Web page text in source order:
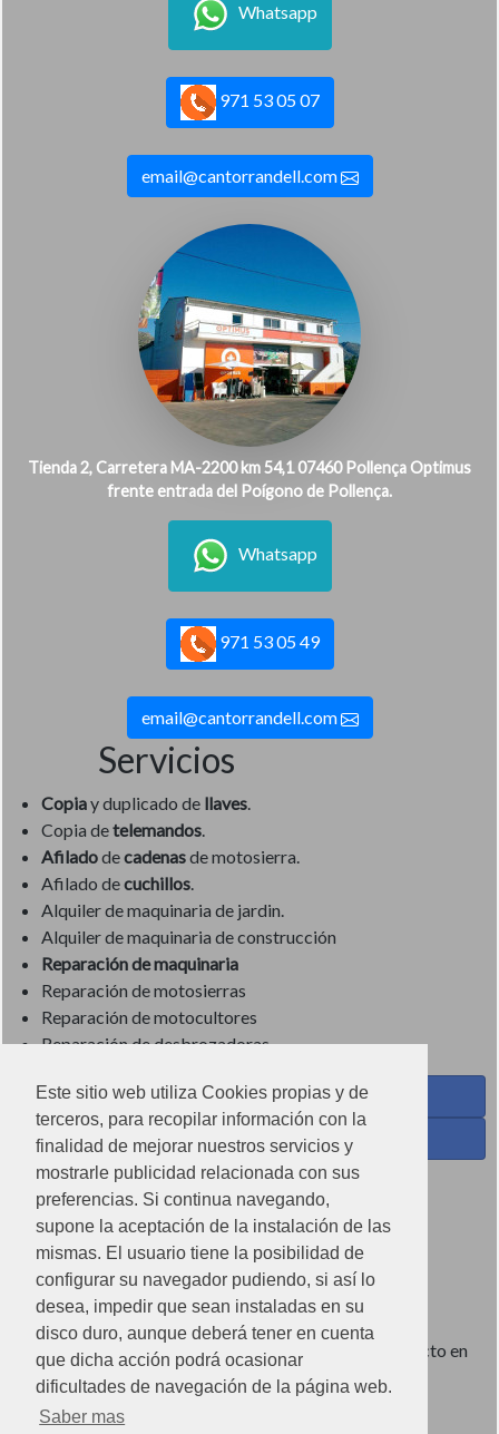
Este sitio web utiliza Cookies propias y de
terceros, para recopilar información con la
finalidad de mejorar nuestros servicios y
mostrarle publicidad relacionada con sus
preferencias. Si continua navegando,
supone la aceptación de la instalación de las
mismas. El usuario tiene la posibilidad de
configurar su navegador pudiendo, si así lo
desea, impedir que sean instaladas en su
disco duro, aunque deberá tener en cuenta
que dicha acción podrá ocasionar
dificultades de navegación de la página web.
Saber mas
Whatsapp
971 53 05 07
email@cantorrandell.com
Tienda 2, Carretera MA-2200 km 54,1 07460 Pollença Optimus
frente entrada del Poígono de Pollença.
Whatsapp
971 53 05 49
email@cantorrandell.com
Servicios
Copiay duplicado de llaves.
Copia detelemandos.
Afiladodecadenasde motosierra.
Afilado decuchillos.
Alquiler de maquinaria de jardin.
Alquiler de maquinaria de construcción
Reparación de maquinaria
Reparación de motosierras
Reparación de motocultores
Reparación de desbrozadoras
Coses de Cuina - Menaje y hogar en Facebook
Ferreteria Torrandell en Facebook
Coses de Cuina en Instagram
Condiciones de uso
Poítica de redes sociales
Política de cookies
Imágenes no contractuales, pueden diferir de producto en
tienda.